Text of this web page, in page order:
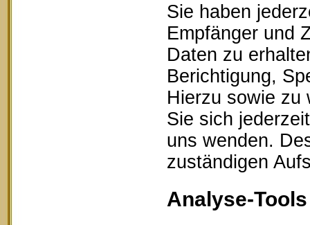
Sie haben
Empfänger und
Daten zu
Berichtigung,
Hierzu sowie zu
Sie sich
uns wenden.
zuständigen
Analyse-